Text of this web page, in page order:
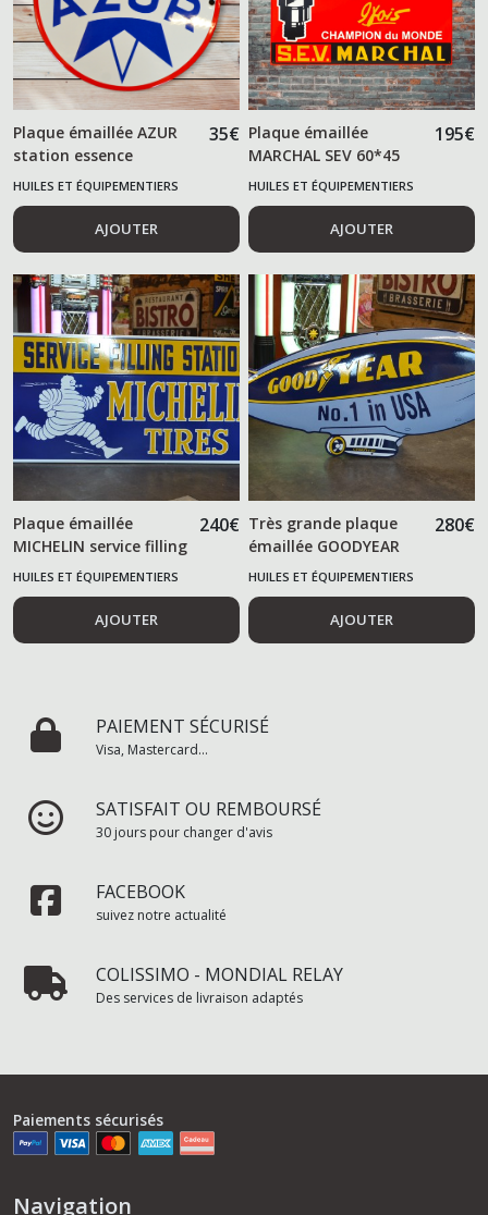
Plaque émaillée AZUR
station essence
35€
HUILES ET ÉQUIPEMENTIERS
AUTOMOBILES
AJOUTER
Plaque émaillée
MARCHAL SEV 60*45
cm
195€
HUILES ET ÉQUIPEMENTIERS
AUTOMOBILES
AJOUTER
Plaque émaillée
MICHELIN service filling
240€
HUILES ET ÉQUIPEMENTIERS
AUTOMOBILES
AJOUTER
Très grande plaque
émaillée GOODYEAR
280€
HUILES ET ÉQUIPEMENTIERS
AUTOMOBILES
AJOUTER
PAIEMENT SÉCURISÉ
Visa, Mastercard...
SATISFAIT OU REMBOURSÉ
30 jours pour changer d'avis
FACEBOOK
suivez notre actualité
COLISSIMO - MONDIAL RELAY
Des services de livraison adaptés
Paiements sécurisés
Navigation